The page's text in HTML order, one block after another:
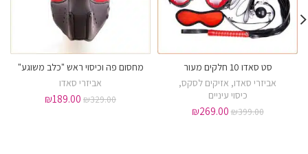
סט סאדו 10 חלקים מעור
אביזרי סאדו, אזיקים לסקס,
כיסוי עיניים
₪399.00
₪269.00
מחסום פה וכיסוי ראש "כלב משוגע"
אביזרי סאדו
₪329.00
₪189.00